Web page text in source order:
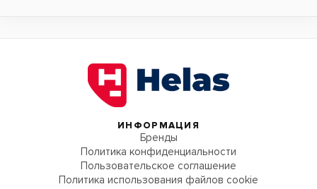
ИНФОРМАЦИЯ
Бренды
Политика конфиденциальности
Пользовательское соглашение
Политика использования файлов cookie